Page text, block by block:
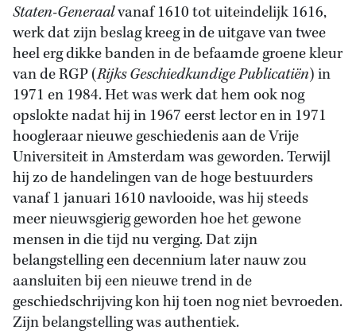
Staten-Generaalvanaf 1610 tot uiteindelijk 1616,
werk dat zijn beslag kreeg in de uitgave van twee
heel erg dikke banden in de befaamde groene kleur
van de RGP (Rijks Geschiedkundige Publicatiën) in
1971 en 1984. Het was werk dat hem ook nog
opslokte nadat hij in 1967 eerst lector en in 1971
hoogleraar nieuwe geschiedenis aan de Vrije
Universiteit in Amsterdam was geworden. Terwijl
hij zo de handelingen van de hoge bestuurders
vanaf 1 januari 1610 navlooide, was hij steeds
meer nieuwsgierig geworden hoe het gewone
mensen in die tijd nu verging. Dat zijn
belangstelling een decennium later nauw zou
aansluiten bij een nieuwe trend in de
geschiedschrijving kon hij toen nog niet bevroeden.
Zijn belangstelling was authentiek.